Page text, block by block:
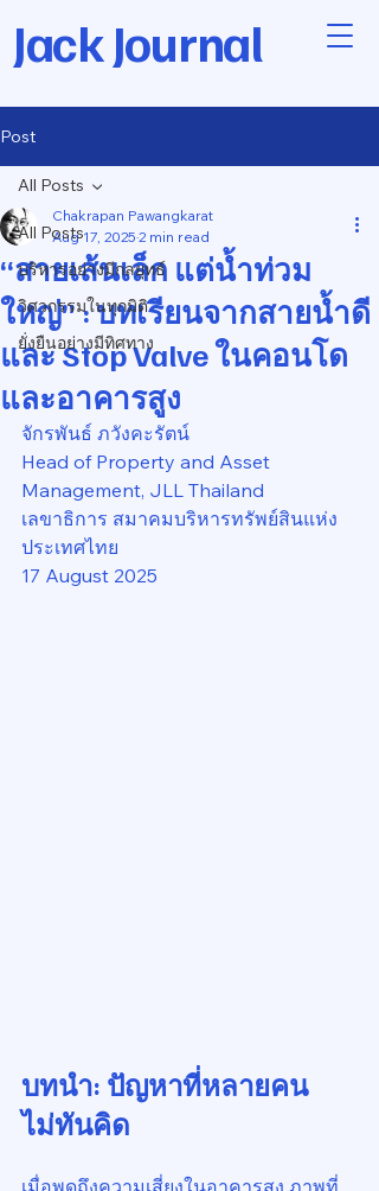
Jack Journal
Post
All Posts
บริหารอย่างมีกลยุทธ์
วิศวกรรมในทุกมิติ
ยั่งยืนอย่างมีทิศทาง
All Posts
“สายเส้นเล็ก แต่น้ำท่วม
ใหญ่” : บทเรียนจากสายน้ำดี
และ Stop Valve ในคอนโด
และอาคารสูง
Chakrapan Pawangkarat
Aug 17, 2025 2 min read
จักรพันธ์ ภวังคะรัตน์
Head of Property and Asset
Management, JLL Thailand
เลขาธิการ สมาคมบริหารทรัพย์สินแห่ง
ประเทศไทย
17 August 2025
บทนำ: ปัญหาที่หลายคน
ไม่ทันคิด